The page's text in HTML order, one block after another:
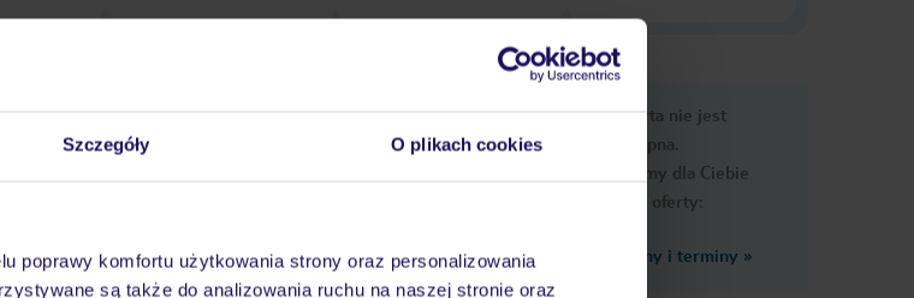
Szczegóły O plikach cookies
poprawy komfortu użytkowania strony oraz personalizowania
są także do analizowania ruchu na naszej stronie oraz
Atrakcje Ważne informacje
żwirowa
Ups, ta oferta nie jest
dostępna.
Przygotowaliśmy dla Ciebie
podobne oferty:
Zobacz inne ceny i terminy »